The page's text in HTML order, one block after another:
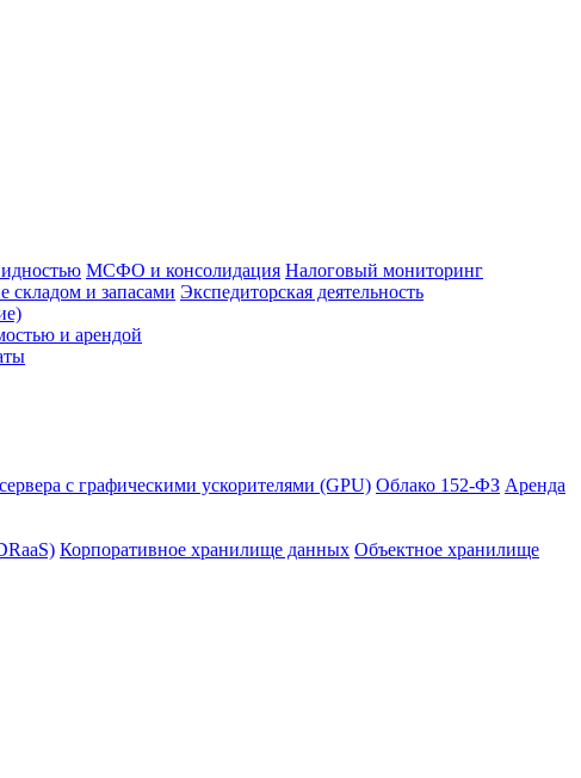
МСФО и консолидация Налоговый мониторинг
складом и запасами Экспедиторская деятельность
и арендой
с графическими ускорителями (GPU) Облако 152-ФЗ Аренда
Корпоративное хранилище данных Объектное хранилище